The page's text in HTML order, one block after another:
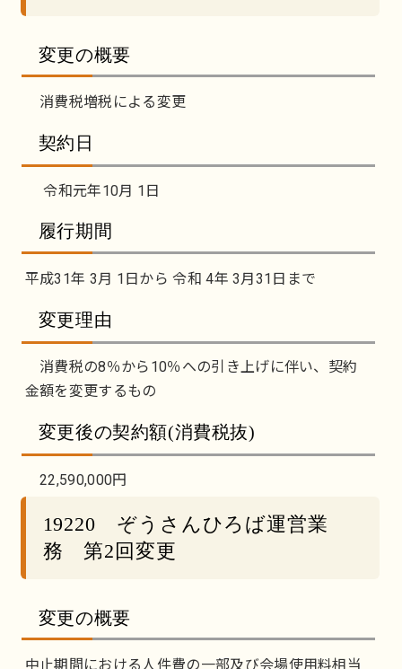
変更の概要
消費税増税による変更
契約日
令和元年10月 1日
履行期間
平成31年 3月 1日から 令和 4年 3月31日まで
変更理由
消費税の8％から10％への引き上げに伴い、契約
金額を変更するもの
変更後の契約額(消費税抜)
22,590,000円
19220 ぞうさんひろば運営業
務 第2回変更
変更の概要
中止期間における人件費の一部及び会場使用料相当